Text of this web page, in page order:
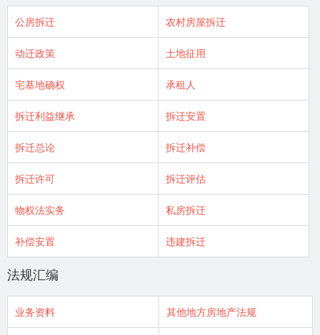
公房拆迁 农村房屋拆迁
动迁政策 土地征用
宅基地确权 承租人
拆迁利益继承 拆迁安置
拆迁总论 拆迁补偿
拆迁许可 拆迁评估
物权法实务 私房拆迁
补偿安置 违建拆迁
法规汇编
业务资料 其他地方房地产法规